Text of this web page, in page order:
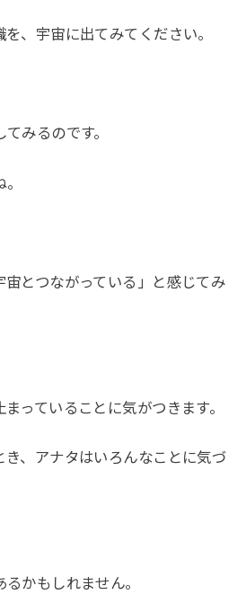
、宇宙に出てみてください。
みるのです。
とつながっている」と感じてみ
っていることに気がつきます。
、アナタはいろんなことに気づ
かもしれません。